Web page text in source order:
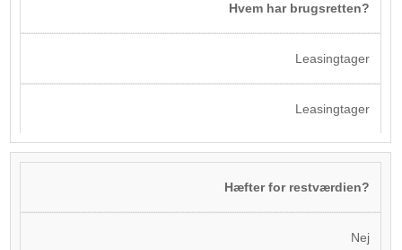
Hvem har brugsretten?
Leasingtager
Leasingtager
Hæfter for restværdien?
Nej